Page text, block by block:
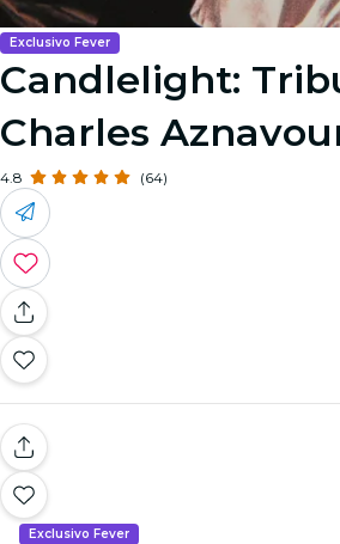
Exclusivo Fever
Candlelight:
Charles
4.8 (64)
Exclusivo Fever